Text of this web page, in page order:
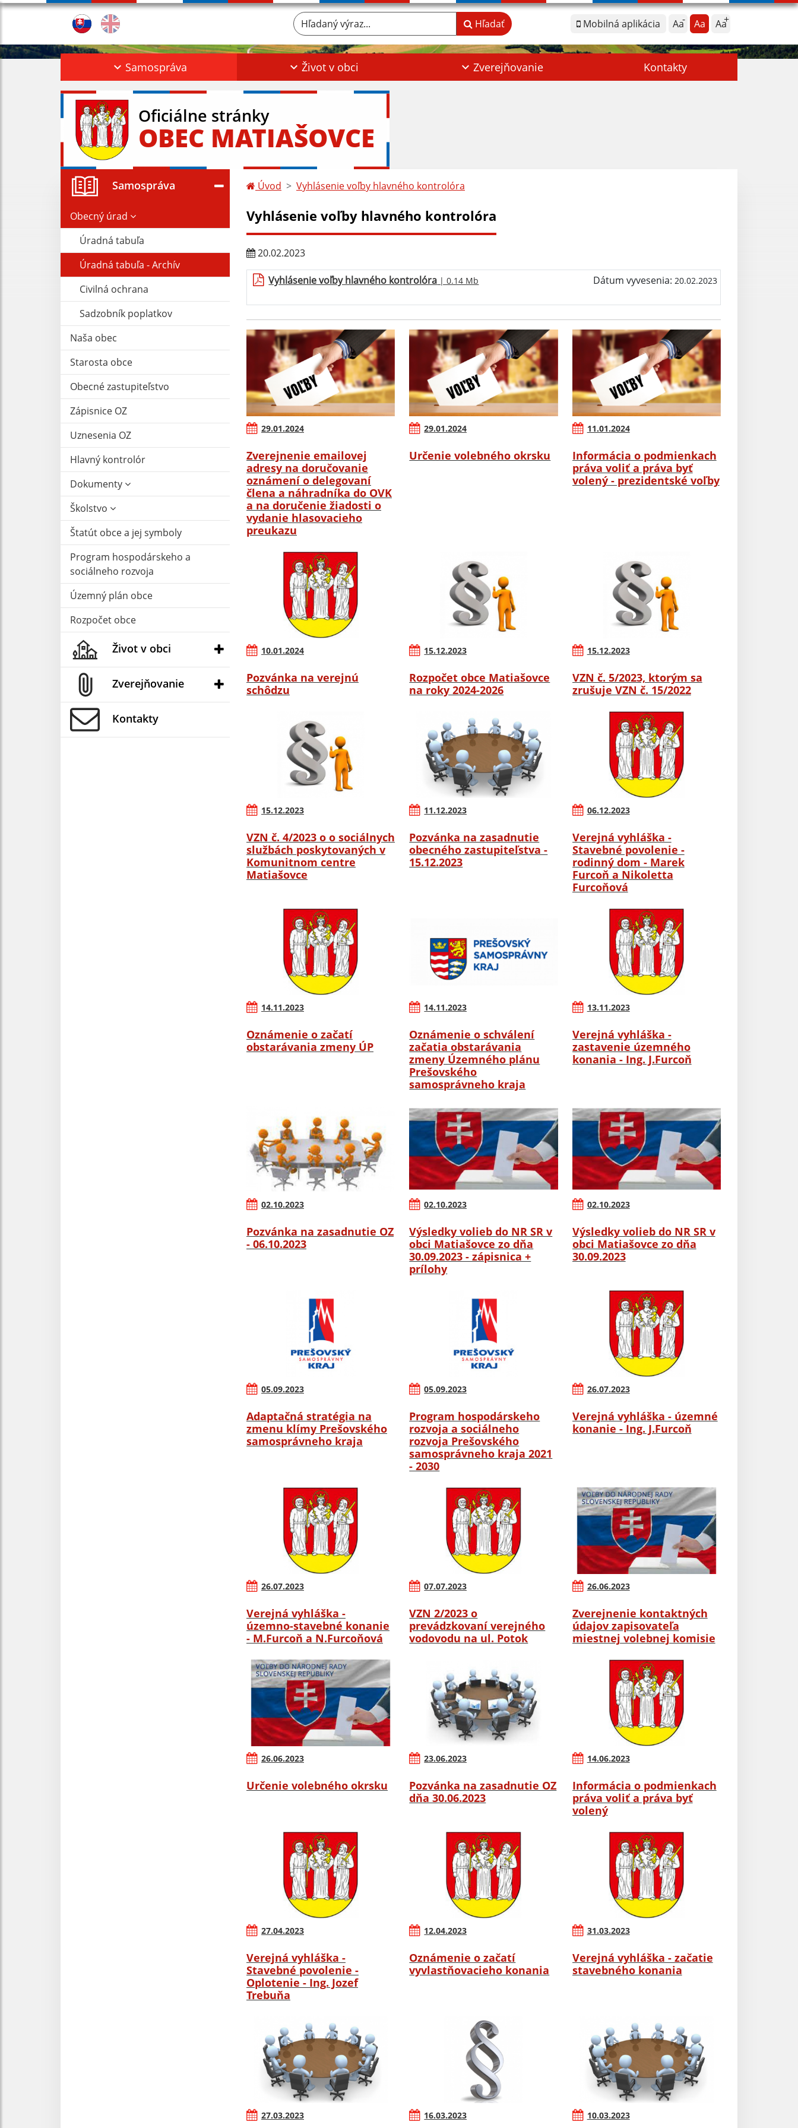
Mobilná aplikácia Aa Aa Aa
Hľadaný výraz... Hľadať
Samospráva Život v obci Zverejňovanie Kontakty
Oficiálne stránky
OBEC MATIAŠOVCE
Samospráva
Obecný úrad
Úradná tabuľa
Úradná tabuľa - Archív
Civilná ochrana
Sadzobník poplatkov
Naša obec
Starosta obce
Obecné zastupiteľstvo
Zápisnice OZ
Uznesenia OZ
Hlavný kontrolór
Dokumenty
Školstvo
Štatút obce a jej symboly
Program hospodárskeho a
sociálneho rozvoja
Územný plán obce
Rozpočet obce
Život v obci
Zverejňovanie
Kontakty
Úvod Vyhlásenie voľby hlavného kontrolóra
Vyhlásenie voľby hlavného kontrolóra
20.02.2023
Vyhlásenie voľby hlavného kontrolóra | 0.14 Mb Dátum vyvesenia: 20.02.2023
29.01.2024
Zverejnenie emailovej
adresy na doručovanie
oznámení o delegovaní
člena a náhradníka do OVK
a na doručenie žiadosti o
vydanie hlasovacieho
preukazu
29.01.2024
Určenie volebného okrsku
11.01.2024
Informácia o podmienkach
práva voliť a práva byť
volený - prezidentské voľby
10.01.2024
Pozvánka na verejnú
schôdzu
15.12.2023
Rozpočet obce Matiašovce
na roky 2024-2026
15.12.2023
VZN č. 5/2023, ktorým sa
zrušuje VZN č. 15/2022
15.12.2023
VZN č. 4/2023 o o sociálnych
službách poskytovaných v
Komunitnom centre
Matiašovce
11.12.2023
Pozvánka na zasadnutie
obecného zastupiteľstva -
15.12.2023
06.12.2023
Verejná vyhláška -
Stavebné povolenie -
rodinný dom - Marek
Furcoň a Nikoletta
Furcoňová
14.11.2023
Oznámenie o začatí
obstarávania zmeny ÚP
14.11.2023
Oznámenie o schválení
začatia obstarávania
zmeny Územného plánu
Prešovského
samosprávneho kraja
13.11.2023
Verejná vyhláška -
zastavenie územného
konania - Ing. J.Furcoň
02.10.2023
Pozvánka na zasadnutie OZ
- 06.10.2023
02.10.2023
Výsledky volieb do NR SR v
obci Matiašovce zo dňa
30.09.2023 - zápisnica +
prílohy
02.10.2023
Výsledky volieb do NR SR v
obci Matiašovce zo dňa
30.09.2023
05.09.2023
Adaptačná stratégia na
zmenu klímy Prešovského
samosprávneho kraja
05.09.2023
Program hospodárskeho
rozvoja a sociálneho
rozvoja Prešovského
samosprávneho kraja 2021
- 2030
26.07.2023
Verejná vyhláška - územné
konanie - Ing. J.Furcoň
26.07.2023
Verejná vyhláška -
územno-stavebné konanie
- M.Furcoň a N.Furcoňová
07.07.2023
VZN 2/2023 o
prevádzkovaní verejného
vodovodu na ul. Potok
26.06.2023
Zverejnenie kontaktných
údajov zapisovateľa
miestnej volebnej komisie
26.06.2023
Určenie volebného okrsku
23.06.2023
Pozvánka na zasadnutie OZ
dňa 30.06.2023
14.06.2023
Informácia o podmienkach
práva voliť a práva byť
volený
27.04.2023
Verejná vyhláška -
Stavebné povolenie -
Oplotenie - Ing. Jozef
Trebuňa
12.04.2023
Oznámenie o začatí
vyvlastňovacieho konania
31.03.2023
Verejná vyhláška - začatie
stavebného konania
27.03.2023 16.03.2023 10.03.2023